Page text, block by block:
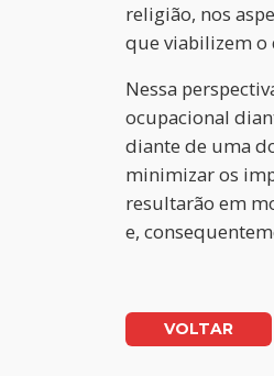
religião, nos
que viabilizem o
Nessa
ocupacional
diante de uma
minimizar os
resultarão em
e,
VOLTAR